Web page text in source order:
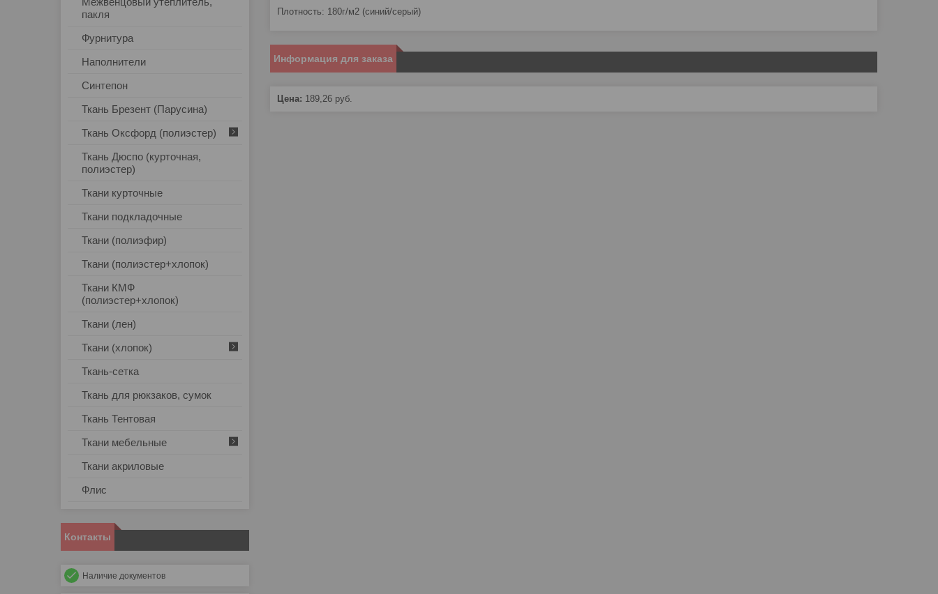
Плотность: 180г/м2 (синий/серый)
Информация для заказа
Цена: 189,26 руб.
пакля
Фурнитура
Наполнители
Синтепон
Ткань Брезент (Парусина)
Ткань Оксфорд (полиэстер)
Ткань Дюспо (курточная,
полиэстер)
Ткани курточные
Ткани подкладочные
Ткани (полиэфир)
Ткани (полиэстер+хлопок)
Ткани КМФ
(полиэстер+хлопок)
Ткани (лен)
Ткани (хлопок)
Ткань-сетка
Ткань для рюкзаков, сумок
Ткань Тентовая
Ткани мебельные
Ткани акриловые
Флис
Контакты
Наличие документов